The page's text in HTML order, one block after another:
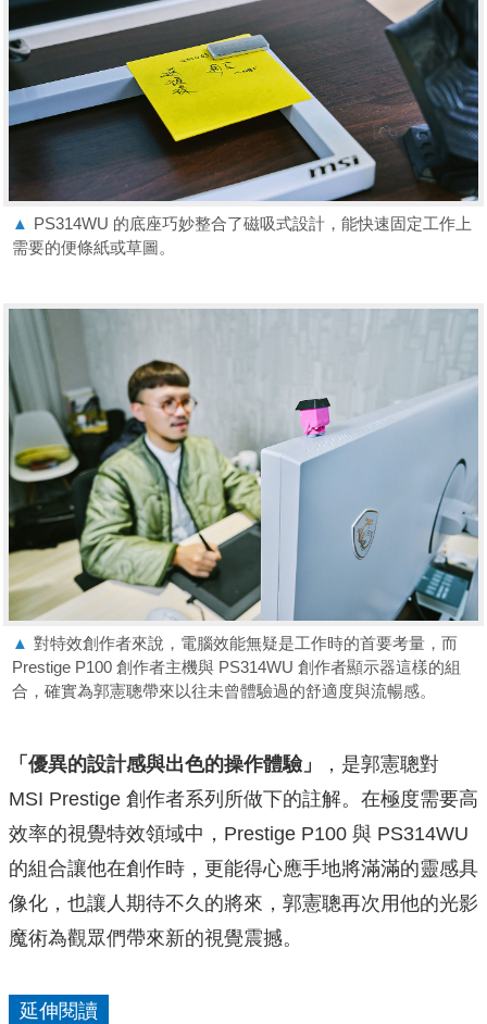
▲ PS314WU 的底座巧妙整合了磁吸式設計，能快速固定工作上
需要的便條紙或草圖。
▲ 對特效創作者來說，電腦效能無疑是工作時的首要考量，而
Prestige P100 創作者主機與 PS314WU 創作者顯示器這樣的組
合，確實為郭憲聰帶來以往未曾體驗過的舒適度與流暢感。
「優異的設計感與出色的操作體驗」
，是郭憲聰對
MSI Prestige 創作者系列所做下的註解。在極度需要高
效率的視覺特效領域中，Prestige P100 與 PS314WU
的組合讓他在創作時，更能得心應手地將滿滿的靈感具
像化，也讓人期待不久的將來，郭憲聰再次用他的光影
魔術為觀眾們帶來新的視覺震撼。
延伸閱讀